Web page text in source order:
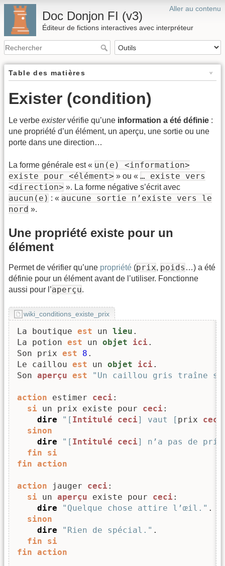
Aller au contenu
Doc Donjon FI (v3)
Éditeur de fictions interactives avec interpréteur
Table des matières
Exister (condition)
Le verbe existervérifie qu’une information a été définie :
une propriété d’un élément, un aperçu, une sortie ou une
porte dans une direction…
La forme générale est « un(e) <information>
existe pour <élément> » ou « … existe vers
<direction> ». La forme négative s’écrit avec
aucun(e) : « aucune sortie n’existe vers le
nord ».
Une propriété existe pour un
élément
Permet de vérifier qu’une propriété (prix, poids …) a été
définie pour un élément avant de l’utiliser. Fonctionne
aussi pour l’aperçu.
wiki_conditions_existe_prix
La boutique est un lieu .
La potion est un objet ici .
Son prix est 8 .
Le caillou est un objet ici .
Son aperçu est "Un caillou gris traîne
action estimer ceci :
si un prix existe pour ceci :
dire
"[ Intitulé ceci] vaut [ prix ceci
sinon
dire
"[ Intitulé ceci] n’a pas de
fin
si
fin action
action jauger ceci :
si un aperçu existe pour ceci :
dire
"Quelque chose attire l’œil." .
sinon
dire
"Rien de spécial." .
fin
si
fin action